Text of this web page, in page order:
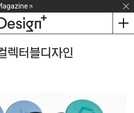
렉터블디자인